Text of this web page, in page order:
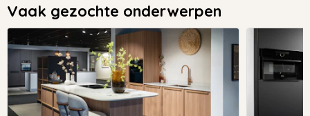
Vaak gezochte onderwerpen